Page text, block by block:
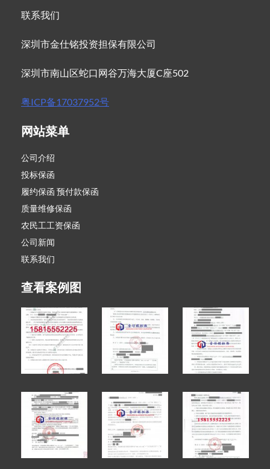
联系我们
深圳市金仕铭投资担保有限公司
深圳市南山区蛇口网谷万海大厦C座502
粤ICP备17037952号
网站菜单
公司介绍
投标保函
履约保函 预付款保函
质量维修保函
农民工工资保函
公司新闻
联系我们
查看案例图